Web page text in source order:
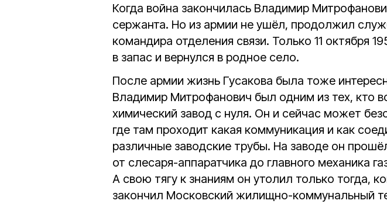
Когда война закончилась Владимир
сержанта. Но из армии не ушёл, продолжил
командира отделения связи. Только 11 октября
в запас и вернулся в родное село.
После армии жизнь Гусакова была тоже
Владимир Митрофанович был одним из тех, кто
химический завод с нуля. Он и сейчас может
где там проходит какая коммуникация и как
различные заводские трубы. На заводе он
от слесаря-аппаратчика до главного механика
А свою тягу к знаниям он утолил только тогда,
закончил Московский жилищно-коммунальный